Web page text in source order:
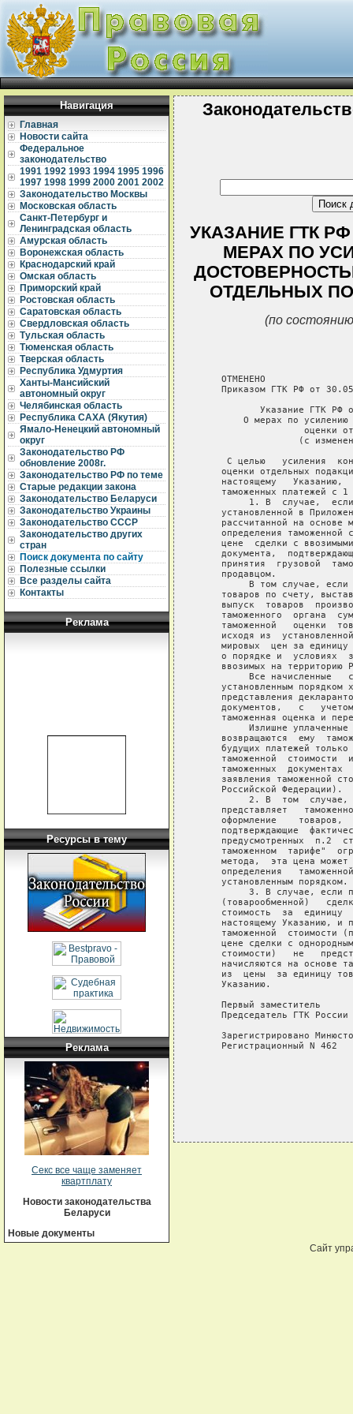
Навигация
Главная
Новости сайта
Федеральное
законодательство
1991 1992 1993 1994 1995 1996
1997 1998 1999 2000 2001 2002
Законодательство Москвы
Московская область
Санкт-Петербург и
Ленинградская область
Амурская область
Воронежская область
Краснодарский край
Омская область
Приморский край
Ростовская область
Саратовская область
Свердловская область
Тульская область
Тюменская область
Тверская область
Республика Удмуртия
Ханты-Мансийский
автономный округ
Челябинская область
Республика САХА (Якутия)
Ямало-Ненецкий автономный
округ
Законодательство РФ
обновление 2008г.
Законодательство РФ по теме
Старые редакции закона
Законодательство Беларуси
Законодательство Украины
Законодательство СССР
Законодательство других
стран
Поиск документа по сайту
Полезные ссылки
Все разделы сайта
Контакты
Реклама
Ресурсы в тему
Реклама
Секс все чаще заменяет
квартплату
Новости законодательства
Беларуси
Новые документы
УКАЗАНИЕ ГТК РФ
МЕРАХ ПО
ОТДЕЛЬНЫХ
(по
     ОТМЕНЕНО
Приказом ГТК РФ от
Указание ГТК РФ
О мерах по
оценки
(с
С целью   усиления
оценки отдельных
настоящему   Указанию,
таможенных платежей с
1. В  случае,
установленной в
рассчитанной на основе
определения таможенной
цене  сделки с
документа,
принятия  грузовой
     продавцом.
В том случае,
товаров по счету,
выпуск  товаров
таможенного  органа
таможенной   оценки
исходя из
мировых  цен за
о порядке и  условиях
ввозимых на территорию
Все начисленные
установленным порядком
представления
документов,   с
таможенная оценка и
Излишне
возвращаются  ему
будущих платежей
таможенной  стоимости
таможенных  документах
заявления таможенной
     Российской Федерации).
2. В  том
представляет
оформление    товаров,
подтверждающие
предусмотренных  п.2
таможенном  тарифе"
метода,  эта цена
определения
     установленным порядком.
3. В случае, если
(товарообменной)
стоимость  за  единицу
настоящему Указанию, и
таможенной  стоимости
цене сделки с
стоимости)   не
начисляются на основе
из  цены  за единицу
     Указанию.
     Первый заместитель
Председатель ГТК
Зарегистрировано
     Регистрационный N 462
Сайт